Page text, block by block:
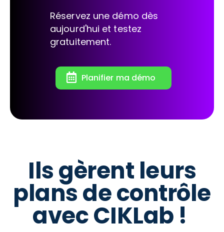
Réservez une démo dès
aujourd'hui et testez
gratuitement.
Planifier ma démo
Ils gèrent leurs
plans de contrôle
avec CIKLab !